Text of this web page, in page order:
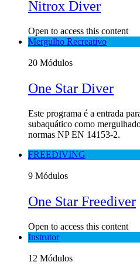
Nitrox Diver
Open to access this content
Mergulho Recreativo
20 Módulos
One Star Diver
Este programa é a entrada
subaquático como
normas NP EN 14153-2.
FREEDIVING
9 Módulos
One Star Freediver
Open to access this content
Instrutor
12 Módulos